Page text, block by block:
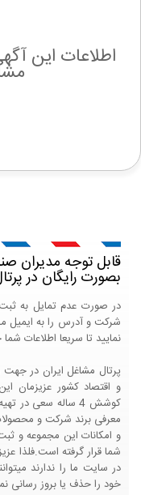
اطلاعات این
قابل توجه مدیران
بصورت رایگان در
در صورت عدم تمایل به
شرکت و آدرس را به ایمیل
نمایید تا سریعا اطلاعات
پرتال مشاغل ایران در جهت
و اقتصاد کشور عزیزمان
کوشش 4 ساله سعی
معرفی برند شرکت و
و امکانات این مجموعه و
شما قرار گرفته است.فلذا
در سایت ما را ندارند
خود را حذف یا بروز رسانی